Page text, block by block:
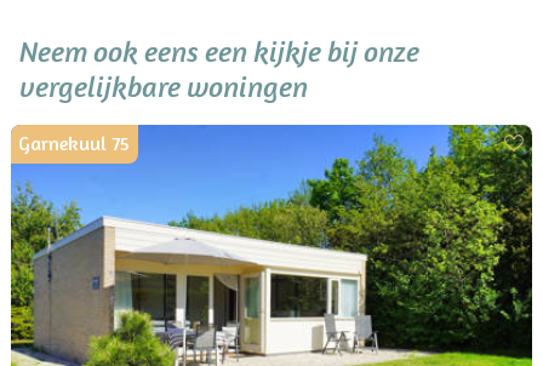
Neem ook eens een kijkje bij onze
vergelijkbare woningen
Garnekuul 75